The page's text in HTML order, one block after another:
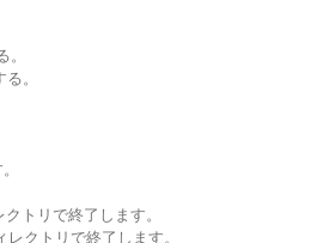
。
トリで終了します。
クトリで終了します。